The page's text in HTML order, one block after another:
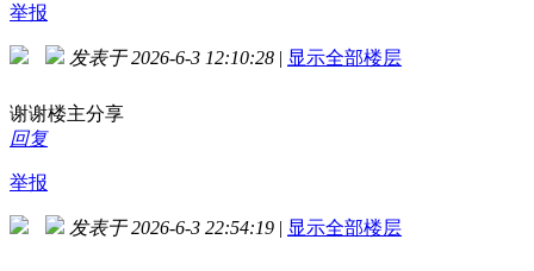
举报
发表于 2026-6-3 12:10:28 | 显示全部楼层
谢谢楼主分享
回复
举报
发表于 2026-6-3 22:54:19 | 显示全部楼层